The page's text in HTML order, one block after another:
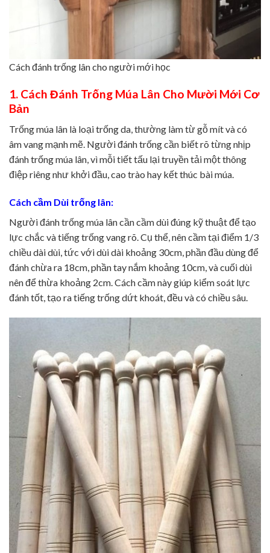
Cách đánh trống lân cho người mới học
1. Cách Đánh Trống Múa Lân Cho Mười Mới Cơ
Bản
Trống múa lân là loại trống da, thường làm từ gỗ mít và có
âm vang mạnh mẽ. Người đánh trống cần biết rõ từng nhịp
đánh trống múa lân, vì mỗi tiết tấu lại truyền tải một thông
điệp riêng như khởi đầu, cao trào hay kết thúc bài múa.
Cách cầm Dùi trống lân:
Người đánh trống múa lân cần cầm dùi đúng kỹ thuật để tạo
lực chắc và tiếng trống vang rõ. Cụ thể, nên cầm tại điểm 1/3
chiều dài dùi, tức với dùi dài khoảng 30cm, phần đầu dùng để
đánh chừa ra 18cm, phần tay nắm khoảng 10cm, và cuối dùi
nên để thừa khoảng 2cm. Cách cầm này giúp kiểm soát lực
đánh tốt, tạo ra tiếng trống dứt khoát, đều và có chiều sâu.